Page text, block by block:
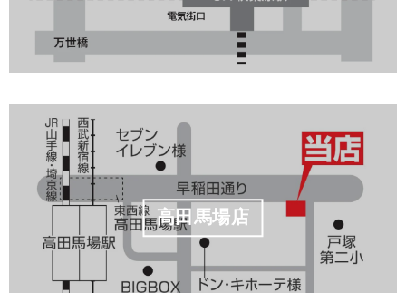
高田馬場店